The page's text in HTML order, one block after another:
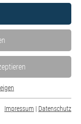
Lech-Mangfall-Kliniken!
der Webseite
einwandfrei
Impressum | Datenschutz